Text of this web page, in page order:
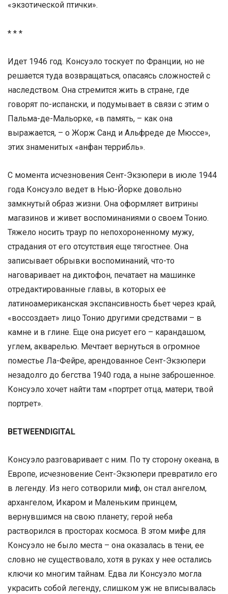
«экзотической птички».
* * *
Идет 1946 год. Консуэло тоскует по Франции, но не
решается туда возвращаться, опасаясь сложностей с
наследством. Она стремится жить в стране, где
говорят по-испански, и подумывает в связи с этим о
Пальма-де-Мальорке, «в память, – как она
выражается, – о Жорж Санд и Альфреде де Мюссе»,
этих знаменитых «анфан террибль».
С момента исчезновения Сент-Экзюпери в июле 1944
года Консуэло ведет в Нью-Йорке довольно
замкнутый образ жизни. Она оформляет витрины
магазинов и живет воспоминаниями о своем Тонио.
Тяжело носить траур по непохороненному мужу,
страдания от его отсутствия еще тягостнее. Она
записывает обрывки воспоминаний, что-то
наговаривает на диктофон, печатает на машинке
отредактированные главы, в которых ее
латиноамериканская экспансивность бьет через край,
«воссоздает» лицо Тонио другими средствами – в
камне и в глине. Еще она рисует его – карандашом,
углем, акварелью. Мечтает вернуться в огромное
поместье Ла-Фейре, арендованное Сент-Экзюпери
незадолго до бегства 1940 года, а ныне заброшенное.
Консуэло хочет найти там «портрет отца, матери, твой
портрет».
BETWEENDIGITAL
Консуэло разговаривает с ним. По ту сторону океана, в
Европе, исчезновение Сент-Экзюпери превратило его
в легенду. Из него сотворили миф, он стал ангелом,
архангелом, Икаром и Маленьким принцем,
вернувшимся на свою планету; герой неба
растворился в просторах космоса. В этом мифе для
Консуэло не было места – она оказалась в тени, ее
словно не существовало, хотя в руках у нее остались
ключи ко многим тайнам. Едва ли Консуэло могла
украсить собой легенду, слишком уж не вписывалась